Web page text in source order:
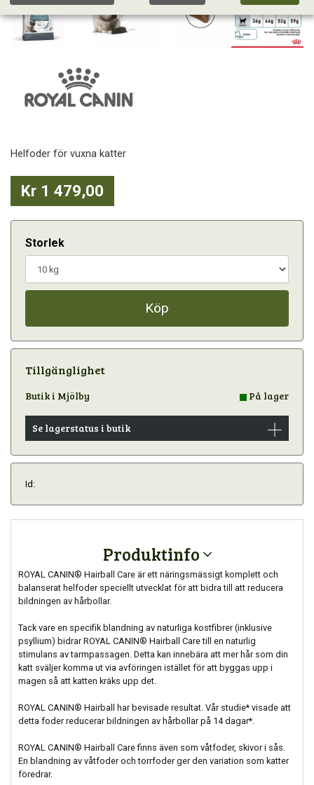
Helfoder för vuxna katter
Kr 1 479,00
Storlek
Köp
Tillgänglighet
Butik i Mjölby På lager
Se lagerstatus i butik
Id:
Produktinfo
ROYAL CANIN® Hairball Care är ett näringsmässigt komplett och
balanserat helfoder speciellt utvecklat för att bidra till att reducera
bildningen av hårbollar.
Tack vare en specifik blandning av naturliga kostfibrer (inklusive
psyllium) bidrar ROYAL CANIN® Hairball Care till en naturlig
stimulans av tarmpassagen. Detta kan innebära att mer hår som din
katt sväljer komma ut via avföringen istället för att byggas upp i
magen så att katten kräks upp det.
ROYAL CANIN® Hairball har bevisade resultat. Vår studie* visade att
detta foder reducerar bildningen av hårbollar på 14 dagar*.
ROYAL CANIN® Hairball Care finns även som våtfoder, skivor i sås.
En blandning av våtfoder och torrfoder ger den variation som katter
föredrar.